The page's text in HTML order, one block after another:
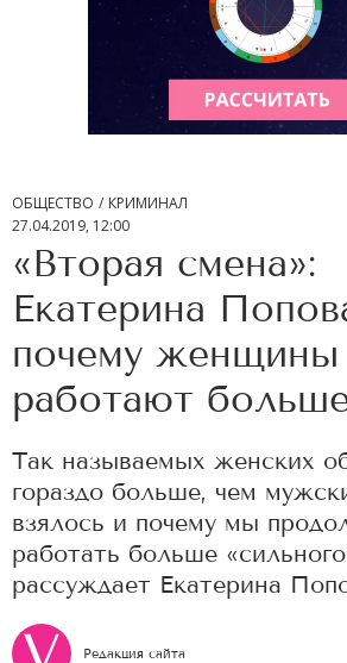
ОБЩЕСТВО
КРИМИНАЛ
27.04.2019, 12:00
«Вторая смена»:
Екатерина
почему женщины
работают
Так называемых женских
гораздо больше, чем
взялось и почему мы
работать больше
рассуждает Екатерина
Редакция сайта